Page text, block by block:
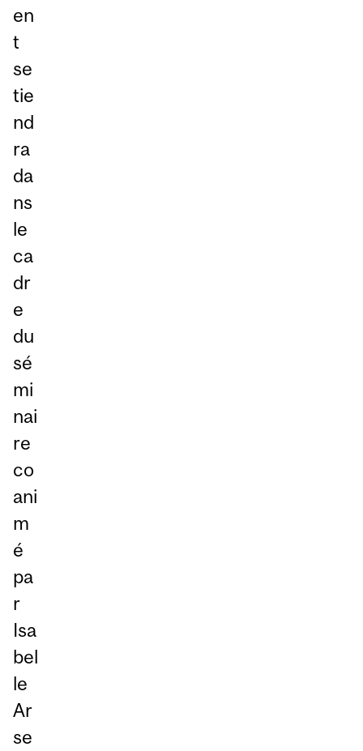
en
t
se
tie
nd
ra
da
ns
le
ca
dr
e
du
sé
mi
nai
re
co
ani
m
é
pa
r
Isa
bel
le
Ar
se